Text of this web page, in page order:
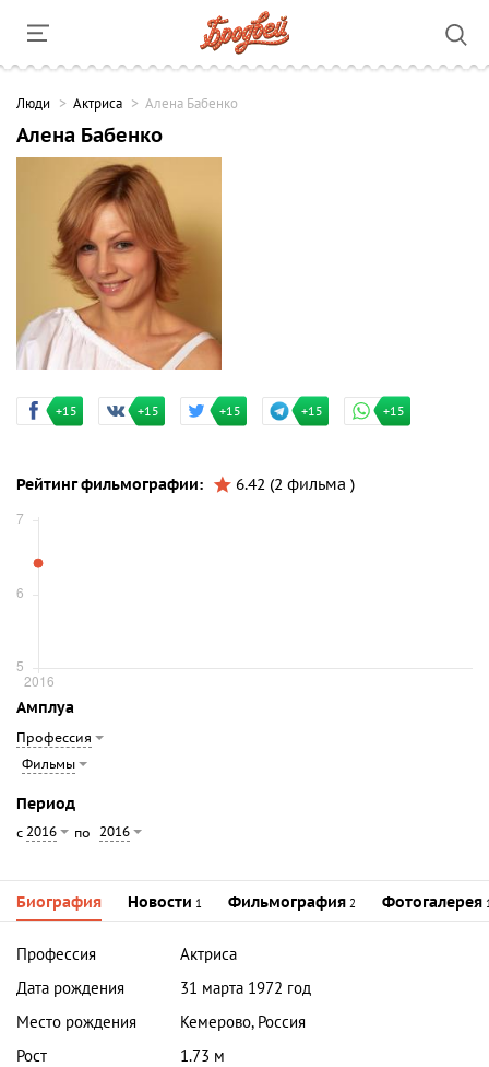
Люди Актриса Алена Бабенко
Алена Бабенко
+15 +15 +15 +15 +15
Рейтинг фильмографии: 6.42 (2 фильма )
Амплуа
Профессия
Фильмы
Период
с 2016 по 2016
Биография Новости 1 Фильмография 2 Фотогалерея
Профессия
Актриса
Дата рождения
31 марта 1972 год
Место рождения
Кемерово, Россия
Рост
1.73 м